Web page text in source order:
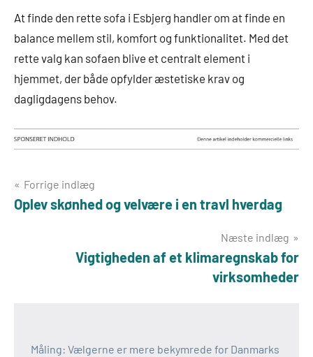
At finde den rette sofa i Esbjerg handler om at finde en
balance mellem stil, komfort og funktionalitet. Med det
rette valg kan sofaen blive et centralt element i
hjemmet, der både opfylder æstetiske krav og
dagligdagens behov.
Indlægsnavigation
Forrige indlæg
Oplev skønhed og velvære i en travl hverdag
Næste indlæg
Vigtigheden af et klimaregnskab for
virksomheder
Måling: Vælgerne er mere bekymrede for Danmarks